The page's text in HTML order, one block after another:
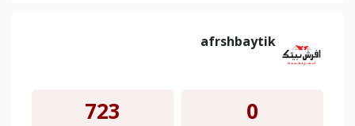
afrshbaytik
0
723